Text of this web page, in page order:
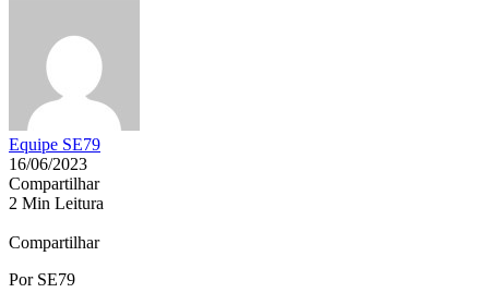
Equipe SE79
16/06/2023
Compartilhar
2 Min Leitura
Compartilhar
Por SE79